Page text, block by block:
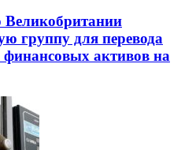
Великобритании
группу для перевода
активов на